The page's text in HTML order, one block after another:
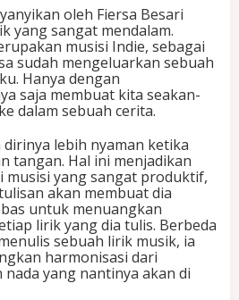
n
i
D
i
j
a
m
i
M
a
l
a
m
M
n
g
oleh Fiersa Besari
yang sangat mendalam.
musisi Indie, sebagai
sudah mengeluarkan sebuah
Hanya dengan
saja membuat kita seakan-
dalam sebuah cerita.
dirinya lebih nyaman ketika
tangan. Hal ini menjadikan
musisi yang sangat produktif,
akan membuat dia
untuk menuangkan
lirik yang dia tulis. Berbeda
sebuah lirik musik, ia
harmonisasi dari
yang nantinya akan di